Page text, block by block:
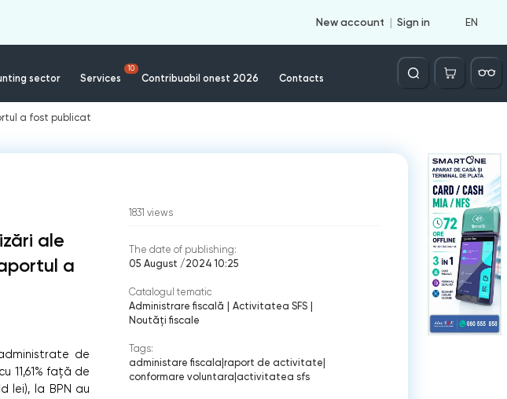
New account Sign in EN
sector Services
10
Contribuabil onest 2026 Contacts
Căutare
a fost publicat
ale
a
de
11,61% față de
lei), la BPN au
1831 views
The date of publishing:
05 August /2024 10:25
Catalogul tematic
Administrare fiscală
Activitatea SFS
Noutăți fiscale
Tags:
administare fiscala raport de activitate
conformare voluntara activitatea sfs